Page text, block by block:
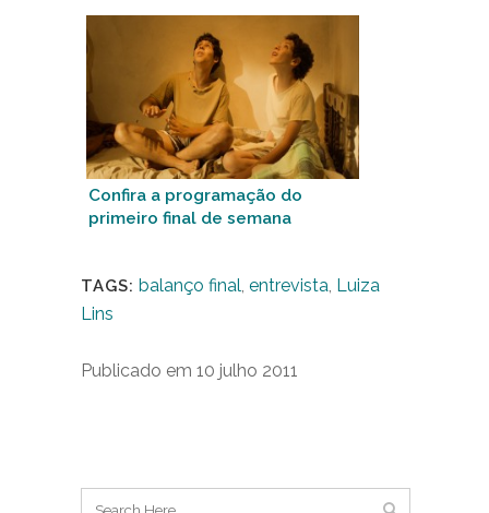
Confira a programação do
primeiro final de semana
TAGS: balanço final, entrevista, Luiza
Lins
Publicado em 10 julho 2011